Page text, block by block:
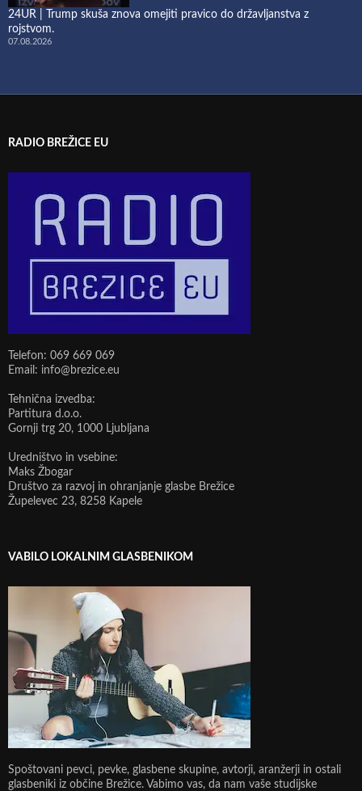
24UR | Trump skuša znova omejiti pravico do državljanstva z
rojstvom.
07.08.2026
RADIO BREŽICE EU
Telefon: 069 669 069
Email: info@brezice.eu
Tehnična izvedba:
Partitura d.o.o.
Gornji trg 20, 1000 Ljubljana
Uredništvo in vsebine:
Maks Žbogar
Društvo za razvoj in ohranjanje glasbe Brežice
Župelevec 23, 8258 Kapele
VABILO LOKALNIM GLASBENIKOM
Spoštovani pevci, pevke, glasbene skupine, avtorji, aranžerji in ostali
glasbeniki iz občine Brežice. Vabimo vas, da nam vaše studijske